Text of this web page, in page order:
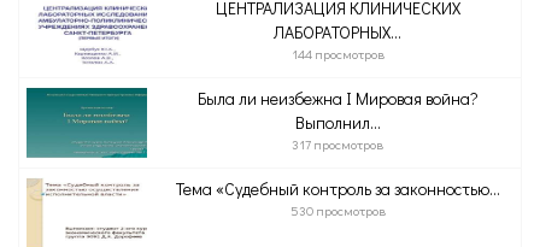
ЦЕНТРАЛИЗАЦИЯ КЛИНИЧЕСКИХ
ЛАБОРАТОРНЫХ...
144 просмотров
Была ли неизбежна I Мировая война?
Выполнил...
317 просмотров
Тема «Cудебный контроль за законностью...
530 просмотров